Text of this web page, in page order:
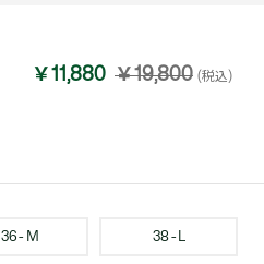
￥11,880 ￥19,800 (税込)
36 - M 38 - L